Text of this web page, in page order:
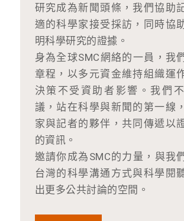
研究成為新聞頭條，我們協助
適的科學家接受採訪，同時協
明科學研究的證據。
身為全球SMC網絡的一員，我
章程，以多元資金維持組織運
決策不受資助者影響。我們
議，站在科學與新聞的第一線
家與記者的夥伴，共同傳遞以
的資訊。
邀請你成為SMC的力量，與我
台灣的科學溝通方式與科學閱
出更多公共討論的空間。